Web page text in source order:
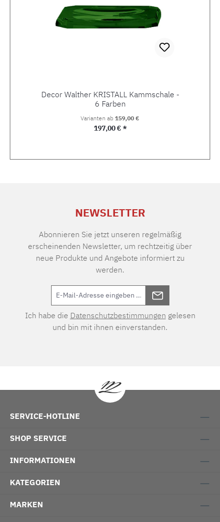
Decor Walther KRISTALL Kammschale -
6 Farben
Varianten ab 159,00 €
Regulärer Preis:
197,00 € *
NEWSLETTER
Abonnieren Sie jetzt unseren regelmäßig
erscheinenden Newsletter, um rechtzeitig über
neue Produkte und Angebote informiert zu
werden.
Ich habe die Datenschutzbestimmungen gelesen
und bin mit ihnen einverstanden.
SERVICE-HOTLINE
SHOP SERVICE
INFORMATIONEN
KATEGORIEN
MARKEN